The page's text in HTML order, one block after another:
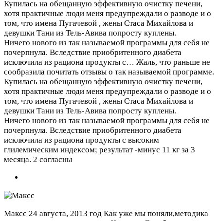
Купилась на обещанную эффективную очистку печени,
хотя практичные люди меня предупреждали о разводе и о
том, что имена Пугачевой , жены Стаса Михайлова и
девушки Тани из Тель-Авива попросту куплены.
Ничего нового из так называемой программы для себя не
почерпнула. Вследствие приобритенного диабета
исключила из рациона продукты с… Жаль, что раньше не
сообразила почитать отзывы о так называемой программе.
Купилась на обещанную эффективную очистку печени,
хотя практичные люди меня предупреждали о разводе и о
том, что имена Пугачевой , жены Стаса Михайлова и
девушки Тани из Тель-Авива попросту куплены.
Ничего нового из так называемой программы для себя не
почерпнула. Вследствие приобритенного диабета
исключила из рациона продукты с высоким
глилемическим индексом; результат -минус 11 кг за 3
месяца. 2 согласны
Максс 24 августа, 2013 год Как уже мы поняли,методика